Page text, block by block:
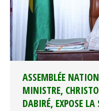
ASSEMBLÉE
MINISTRE,
DABIRÉ, EXPOSE